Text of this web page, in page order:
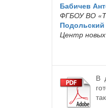
Бабичев
ФГБОУ ВО
Центр
В